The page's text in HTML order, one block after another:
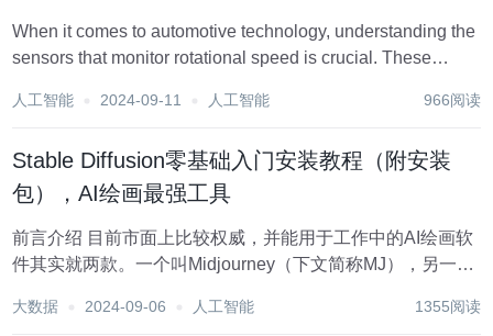
When it comes to automotive technology, understanding the
sensors that monitor rotational speed is crucial. These
人工智能 2024-09-11 人工智能 966阅读
Stable Diffusion零基础入门安装教程（附安装
包），AI绘画最强工具
前言介绍 目前市面上比较权威，并能用于工作中的AI绘画软
件其实就两款。一个叫Midjourney（下文简称MJ），另一个
使用必须充值，一个月10美元。普通人想玩玩AI绘画，并
大数据 2024-09-06 人工智能 1355阅读